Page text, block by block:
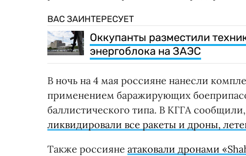
ВАС ЗАИНТЕРЕСУЕТ
Оккупанты разместили
энергоблока на ЗАЭС
В ночь на 4 мая россияне нанесли
применением баражирующих
баллистического типа. В КГГА
ликвидировали все ракеты и дроны,
Также россияне атаковали дронами